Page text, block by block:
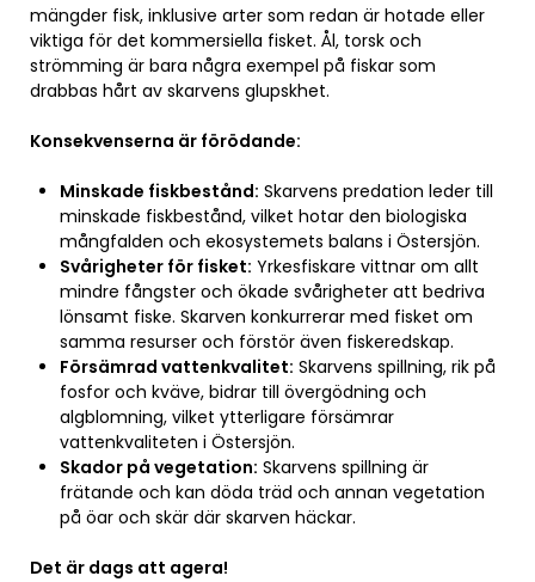
mängder fisk, inklusive arter som redan är hotade eller
viktiga för det kommersiella fisket. Ål, torsk och
strömming är bara några exempel på fiskar som
drabbas hårt av skarvens glupskhet.
Konsekvenserna är förödande:
Minskade fiskbestånd: Skarvens predation leder till
minskade fiskbestånd, vilket hotar den biologiska
mångfalden och ekosystemets balans i Östersjön.
Svårigheter för fisket: Yrkesfiskare vittnar om allt
mindre fångster och ökade svårigheter att bedriva
lönsamt fiske. Skarven konkurrerar med fisket om
samma resurser och förstör även fiskeredskap.
Försämrad vattenkvalitet: Skarvens spillning, rik på
fosfor och kväve, bidrar till övergödning och
algblomning, vilket ytterligare försämrar
vattenkvaliteten i Östersjön.
Skador på vegetation: Skarvens spillning är
frätande och kan döda träd och annan vegetation
på öar och skär där skarven häckar.
Det är dags att agera!